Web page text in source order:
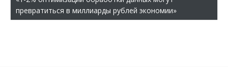
превратиться в миллиарды рублей экономии»